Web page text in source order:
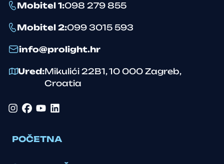
Mobitel 1:098 279 855
Mobitel 2:099 3015 593
info@prolight.hr
Ured:Mikulići 22B1,10 000 Zagreb,
Croatia
POČETNA